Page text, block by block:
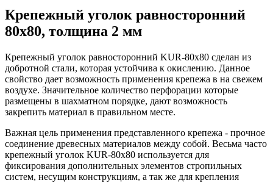
Крепежный уголок равносторонний
80х80, толщина 2 мм
Крепежный уголок равносторонний KUR-80х80 сделан из
добротной стали, которая устойчива к окислению. Данное
свойство дает возможность применения крепежа в на свежем
воздухе. Значительное количество перфорации которые
размещены в шахматном порядке, дают возможность
закрепить материал в правильном месте.
Важная цель применения представленного крепежа - прочное
соединение древесных материалов между собой. Весьма часто
крепежный уголок KUR-80х80 используется для
фиксирования дополнительных элементов стропильных
систем, несущим конструкциям, а так же для крепления